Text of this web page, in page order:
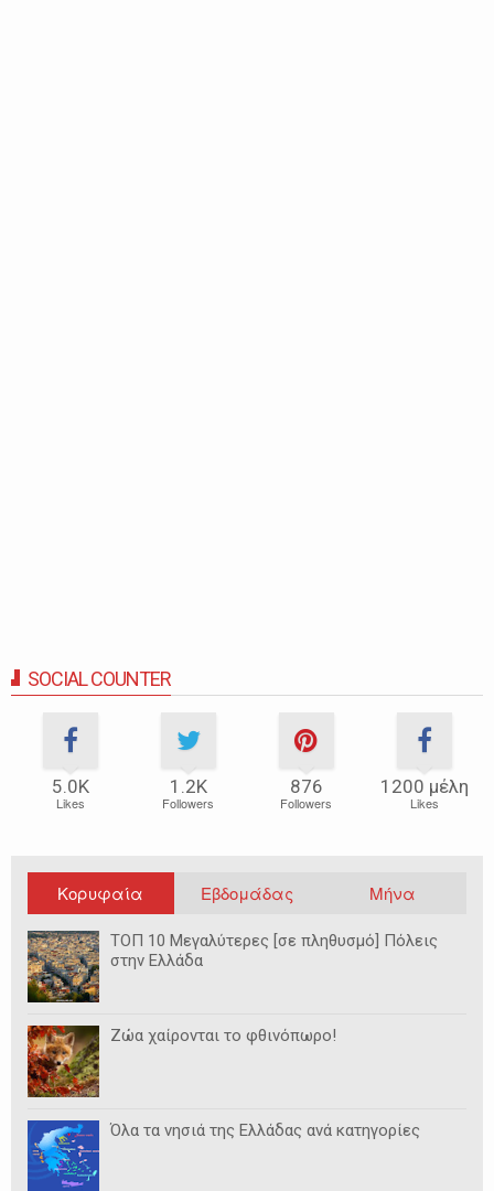
SOCIAL COUNTER
5.0Κ
Likes
1.2Κ
Followers
876
Followers
1200 μέλη
Likes
Κορυφαία Εβδομάδας Μήνα
ΤΟΠ 10 Μεγαλύτερες [σε πληθυσμό] Πόλεις
στην Ελλάδα
Ζώα χαίρονται το φθινόπωρο!
Όλα τα νησιά της Ελλάδας ανά κατηγορίες